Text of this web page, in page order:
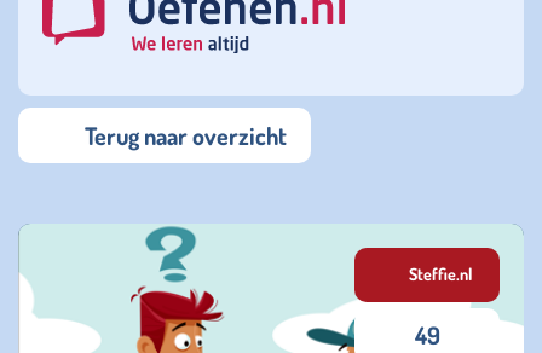
Terug naar overzicht
Steffie.nl
49